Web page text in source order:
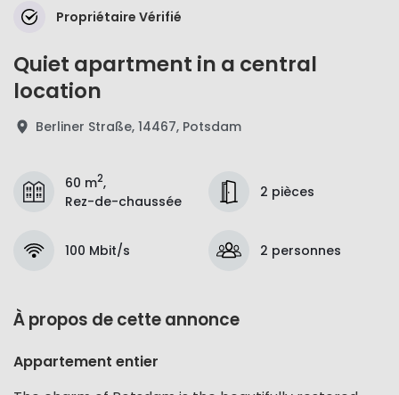
Propriétaire Vérifié
Quiet apartment in a central
location
Berliner Straße, 14467, Potsdam
60 m2,
Rez-de-chaussée
2 pièces
100 Mbit/s 2 personnes
À propos de cette annonce
Appartement entier